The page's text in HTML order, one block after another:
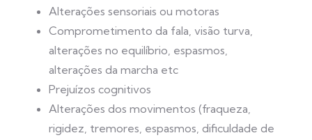
Alterações sensoriais ou motoras
Comprometimento da fala, visão turva,
alterações no equilíbrio, espasmos,
alterações da marcha etc
Prejuízos cognitivos
Alterações dos movimentos (fraqueza,
rigidez, tremores, espasmos, dificuldade de